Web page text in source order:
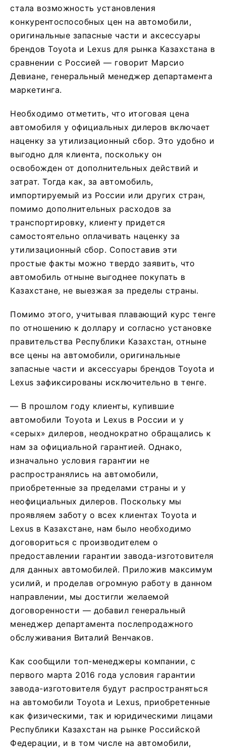
стала возможность установления
конкурентоспособных цен на автомобили,
оригинальные запасные части и аксессуары
брендов Toyota и Lexus для рынка Казахстана в
сравнении с Россией — говорит Марсио
Девиане, генеральный менеджер департамента
маркетинга.
Необходимо отметить, что итоговая цена
автомобиля у официальных дилеров включает
наценку за утилизационный сбор. Это удобно и
выгодно для клиента, поскольку он
освобожден от дополнительных действий и
затрат. Тогда как, за автомобиль,
импортируемый из России или других стран,
помимо дополнительных расходов за
транспортировку, клиенту придется
самостоятельно оплачивать наценку за
утилизационный сбор. Сопоставив эти
простые факты можно твердо заявить, что
автомобиль отныне выгоднее покупать в
Казахстане, не выезжая за пределы страны.
Помимо этого, учитывая плавающий курс тенге
по отношению к доллару и согласно установке
правительства Республики Казахстан, отныне
все цены на автомобили, оригинальные
запасные части и аксессуары брендов Toyota и
Lexus зафиксированы исключительно в тенге.
— В прошлом году клиенты, купившие
автомобили Toyota и Lexus в России и у
«серых» дилеров, неоднократно обращались к
нам за официальной гарантией. Однако,
изначально условия гарантии не
распространялись на автомобили,
приобретенные за пределами страны и у
неофициальных дилеров. Поскольку мы
проявляем заботу о всех клиентах Toyota и
Lexus в Казахстане, нам было необходимо
договориться с производителем о
предоставлении гарантии завода-изготовителя
для данных автомобилей. Приложив максимум
усилий, и проделав огромную работу в данном
направлении, мы достигли желаемой
договоренности — добавил генеральный
менеджер департамента послепродажного
обслуживания Виталий Венчаков.
Как сообщили топ-менеджеры компании, с
первого марта 2016 года условия гарантии
завода-изготовителя будут распространяться
на автомобили Toyota и Lexus, приобретенные
как физическими, так и юридическими лицами
Республики Казахстан на рынке Российской
Федерации, и в том числе на автомобили,